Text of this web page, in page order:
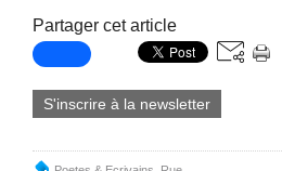
Partager cet article
S'inscrire à la newsletter